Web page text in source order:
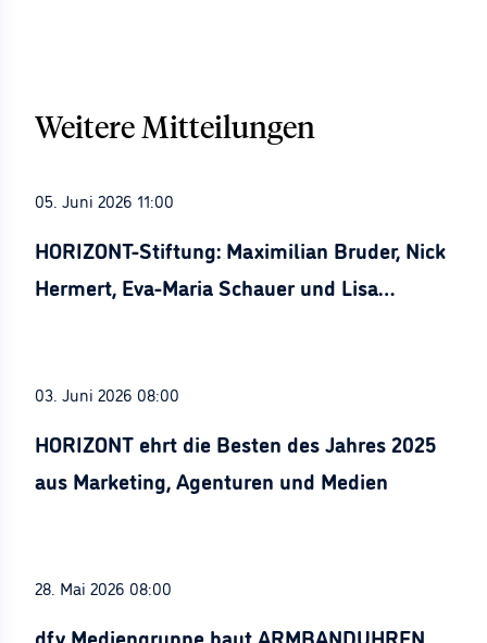
Weitere Mitteilungen
05. Juni 2026 11:00
HORIZONT-Stiftung: Maximilian Bruder, Nick
Hermert, Eva-Maria Schauer und Lisa
03. Juni 2026 08:00
HORIZONT ehrt die Besten des Jahres 2025
aus Marketing, Agenturen und Medien
28. Mai 2026 08:00
dfv Mediengruppe baut ARMBANDUHREN